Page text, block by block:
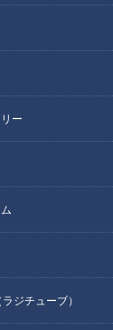
ー
ジチューブ）
夜2時～3時台に
、三重
予定：
8日(金) ※3月3日